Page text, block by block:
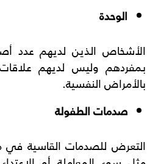
الوحدة
الأشخاص الذين لديهم عدد
بمفردهم وليس لديهم
بالأمراض النفسية.
صدمات الطفولة
التعرض للصدمات القاسية في